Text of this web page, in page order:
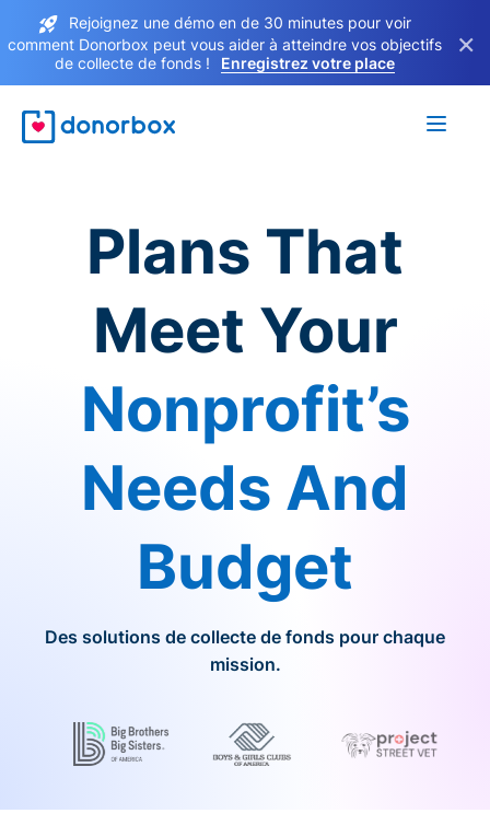
Rejoignez une démo en de 30 minutes pour voir
comment Donorbox peut vous aider à atteindre vos objectifs
de collecte de fonds !
Enregistrez votre place
×
Plans That
Meet Your
Nonprofit’s
Needs And
Budget
Des solutions de collecte de fonds pour chaque
mission.